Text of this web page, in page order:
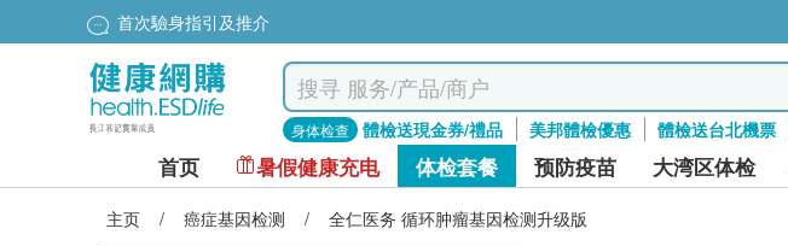
首次驗身指引及推介
身体检查 體檢送現金券/禮品 美邦體檢優惠 體檢送台北機票
首页 暑假健康充电 体检套餐 预防疫苗 大湾区体检
主页 / 癌症基因检测 / 全仁医务 循环肿瘤基因检测升级版